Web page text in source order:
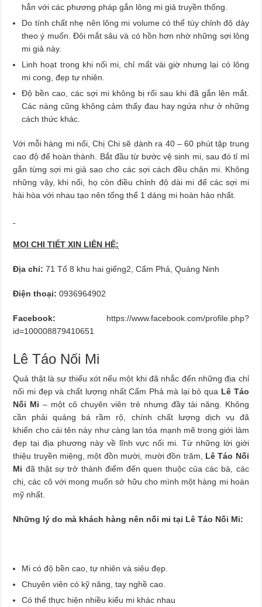
hẳn với các phương pháp gắn lông mi giả truyền thống.
Do tính chất nhẹ nên lông mi volume có thể tùy chỉnh độ dày
theo ý muốn. Đôi mắt sâu và có hồn hơn nhờ những sợi lông
mi giả này.
Linh hoạt trong khi nối mi, chỉ mất vài giờ nhưng lại có lông
mi cong, đẹp tự nhiên.
Độ bền cao, các sợi mi không bị rối sau khi đã gắn lên mắt.
Các nàng cũng không cảm thấy đau hay ngứa như ở những
cách thức khác.
Với mỗi hàng mi nối, Chị Chi sẽ dành ra 40 – 60 phút tập trung
cao độ để hoàn thành. Bắt đầu từ bước vệ sinh mi, sau đó tỉ mỉ
gắn từng sợi mi giả sao cho các sợi cách đều chân mi. Không
những vậy, khi nối, họ còn điều chỉnh độ dài mi để các sợi mi
hài hòa với nhau tạo nên tổng thể 1 dáng mi hoàn hảo nhất.
MỌI CHI TIẾT XIN LIÊN HỆ:
Địa chỉ:71️ Tổ 8️ khu hai giếng2️, Cẩm Phả, Quảng Ninh
Điện thoại: 0936964902
Facebook: https://www.facebook.com/profile.php?
id=100008879410651
Lê Táo Nối Mi
Quả thật là sự thiếu xót nếu một khi đã nhắc đến những địa chỉ
nối mi đẹp và chất lượng nhất Cẩm Phả mà lại bỏ qua Lê Táo
Nối Mi – một cô chuyên viên trẻ nhưng đầy tài năng. Không
cần phải quảng bá rầm rộ, chính chất lượng dịch vụ đã
khiến cho cái tên này như càng lan tỏa mạnh mẽ trong giới làm
đẹp tại địa phương này về lĩnh vực nối mi. Từ những lời giới
thiệu truyền miệng, một đồn mười, mười đồn trăm, Lê Táo Nối
Mi đã thật sự trở thành điểm đến quen thuộc của các bà, các
chị, các cô với mong muốn sở hữu cho mình một hàng mi hoàn
mỹ nhất.
Những lý do mà khách hàng nên nối mi tại Lê Táo Nối Mi:
Mi có độ bền cao, tự nhiên và siêu đẹp.
Chuyên viên có kỹ năng, tay nghề cao.
Có thể thực hiện nhiều kiểu mi khác nhau